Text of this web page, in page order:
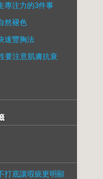
專注力的3件事
然褪色
速豐胸法
要注意肌膚抗衰
打底讓瑕疵更明顯